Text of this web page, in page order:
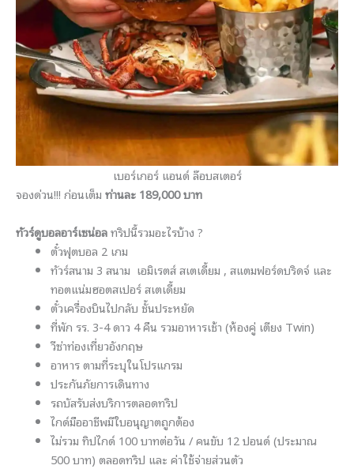
เบอร์เกอร์ แอนด์ ล๊อบสเตอร์
จองด่วน!!! ก่อนเต็ม ท่านละ 189,000 บาท
ทัวร์ดูบอลอาร์เซน่อลทริปนี้รวมอะไรบ้าง ?
ตั๋วฟุตบอล 2 เกม
ทัวร์สนาม 3 สนาม เอมิเรตส์ สเตเดี้ยม , สแตมฟอร์ดบริดจ์ และ
ทอตแน่มฮอตสเปอร์ สเตเดี้ยม
ตั๋วเครื่องบินไปกลับ ชั้นประหยัด
ที่พัก รร. 3-4 ดาว 4 คืน รวมอาหารเช้า (ห้องคู่ เตียง Twin)
วีซ่าท่องเที่ยวอังกฤษ
อาหาร ตามที่ระบุในโปรแกรม
ประกันภัยการเดินทาง
รถบัสรับส่งบริการตลอดทริป
ไกด์มืออาชีพมีใบอนุญาตถูกต้อง
ไม่รวม ทิปไกด์ 100 บาทต่อวัน / คนขับ 12 ปอนด์ (ประมาณ
500 บาท) ตลอดทริป และ ค่าใช้จ่ายส่วนตัว